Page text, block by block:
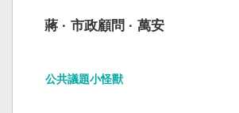
蔣 · 市政顧問 · 萬安
公共議題小怪獸